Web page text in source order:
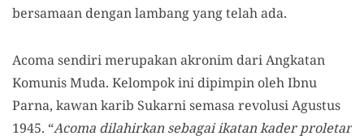
bersamaan dengan lambang yang telah ada.
Acoma sendiri merupakan akronim dari Angkatan
Komunis Muda. Kelompok ini dipimpin oleh Ibnu
Parna, kawan karib Sukarni semasa revolusi Agustus
1945. “Acoma dilahirkan sebagai ikatan kader proletar